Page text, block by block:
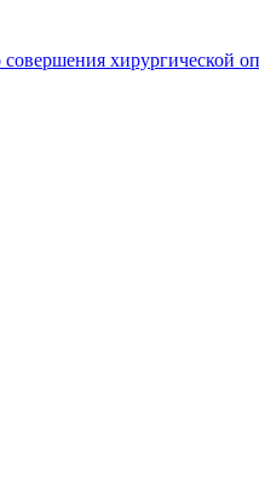
хирургической